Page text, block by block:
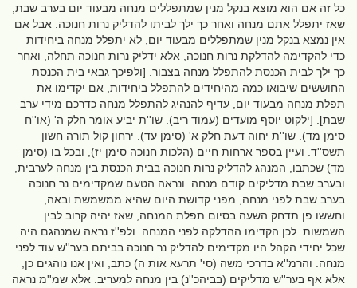
כל זה אם הוא מוצא בנקל מנין שמתפללים מנחה מבעוד יום בערב שבת,
שאז יתפלל אתם מנחה ואחר כך ילך לביתו להדליק נרות חנוכה. אבל אם
אין נמצא בנקל מנין שמתפללים מבעוד יום, לא יתפלל מנחה ביחידות
כדי להקדימה להדלקת נרות חנוכה, אלא ידליק נרות חנוכה תחלה, ואחר
כך ילך לבית הכנסת להתפלל מנחה בצבור. [ולפיכך גבאי בית הכנסת
החוששים שיבואו כמה מהיחידים להתפלל ביחידות, אם יקדימו את
תפלת מנחה מבעוד יום, עדיף להנהיג להתפלל מנחה כדרכם מידי ערב
שבת]. [ילקוט יוסף מועדים (עמוד ריב). שו''ת יביע אומר חלק ה' (או''ח
סימן מד). שו''ת יחוה דעת חלק א' (סימן עד). ירחון קול תורה חשון
תשס''ד. ועיין בספר ארחות חיים (הלכות חנוכה סימן יז), ובכל בו (סימן
מד) שכתבו, המנהג להדליק נרות חנוכה בבית הכנסת בין מנחה לערבית,
ובערב שבת מדליקים קודם מנחה. ונראה הטעם שמקדימים נר חנוכה
בערב שבת לפני מנחה, מפני קדושת היום שהיא ממשמשת ובאה,
וחששו פן תדחק השעה בסיום תפלת המנחה, שאז יהיה קרוב לבין
השמשות. לכן הקדימו ההדלקה לפני המנחה. ולפ''ז נראה שמנהגם היה
שכל יחידי הקהל היו מקדימים להדליק נר חנוכה בביתם בער''ש עוד לפני
מנחה. והרמ''א בדרכי משה (סי' תרעא אות ה) כתב, ואין אנו נוהגים כן,
אלא אף בער''ש מדליקים (בביהכ''נ) בין מנחה למעריב. אלא שמ''מ נראה